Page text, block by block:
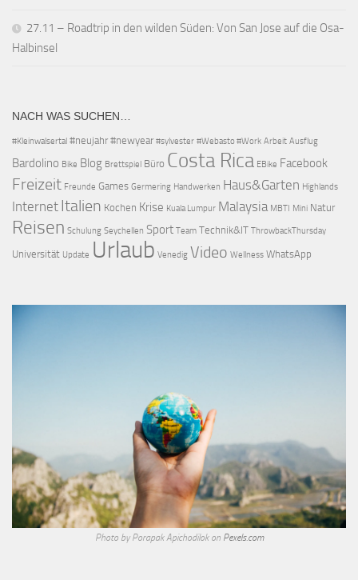
27.11 – Roadtrip in den wilden Süden: Von San Jose auf die Osa-
Halbinsel
NACH WAS SUCHEN…
#Kleinwalsertal #neujahr #newyear #sylvester #Webasto #Work Arbeit Ausflug
Bardolino Bike Blog Brettspiel Büro Costa Rica EBike Facebook
Freizeit Freunde Games Germering Handwerken Haus&Garten Highlands
Internet Italien Kochen Krise Kuala Lumpur Malaysia MBTI Mini Natur
Reisen Schulung Seychellen Sport Team Technik&IT ThrowbackThursday
Universität Update Urlaub Venedig Video Wellness WhatsApp
Photo by Porapak Apichodilok on Pexels.com